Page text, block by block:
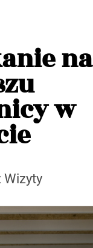
na
w
Wizyty